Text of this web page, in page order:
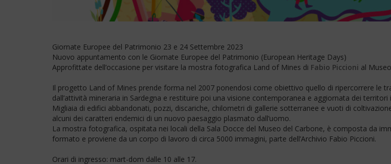
Giornate Europee del Patrimonio 23 e 24 Settembre 2023
Nuovo appuntamento con le Giornate Europee del Patrimonio (European Heritage Days)
Approfittate dell’occasione per visitare la mostra fotografica Land of Mines di Fabio Piccioni al
Il progetto Land of Mines prende forma nel 2007 ponendosi come obiettivo quello di ripercorrere le
dall’attività mineraria in Sardegna e restituire poi una visione contemporanea e aggiornata dei territori
Migliaia di edifici abbandonati, pozzi, discariche, chilometri di gallerie sotterranee e vuoti di
alcuni dei caratteri endemici di un nuovo paesaggio plasmato dall’uomo.
La mostra fotografica, ospitata nei locali della Sala Docce del Museo del Carbone, è composta da
formato e proviene da un corpo di lavoro di circa 5000 immagini, parte dell’Archivio Fabio Piccioni.
Orari di ingresso: mart-dom dalle 10 alle 17.